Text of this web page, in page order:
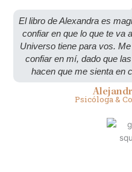
El libro de Alexandra es
confiar en que lo que te va
Universo tiene para vos.
confiar en mí, dado que
hacen que me sienta en
Psicóloga &